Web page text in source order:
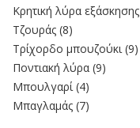
Κρητική λύρα εξάσκησης
Τζουράς (8)
Τρίχορδο μπουζούκι (9)
Ποντιακή λύρα (9)
Μπουλγαρί (4)
Μπαγλαμάς (7)